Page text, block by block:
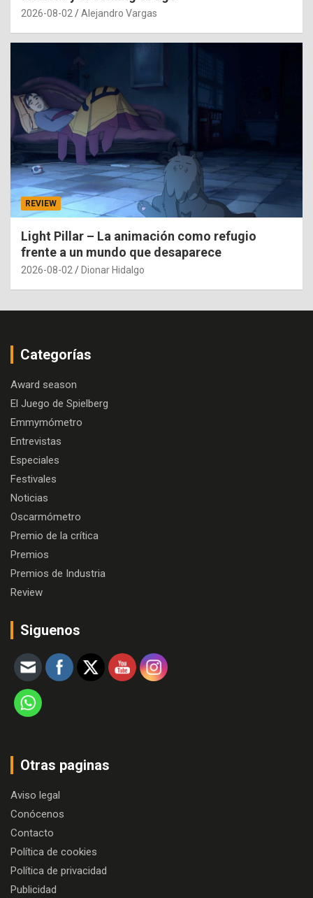
2026-08-02 Alejandro Vargas
REVIEW
Light Pillar – La animación como refugio
frente a un mundo que desaparece
2026-08-02 Dionar Hidalgo
Categorías
Award season
El Juego de Spielberg
Emmymómetro
Entrevistas
Especiales
Festivales
Noticias
Oscarmómetro
Premio de la crítica
Premios
Premios de Industria
Review
Siguenos
Otras paginas
Aviso legal
Conócenos
Contacto
Política de cookies
Política de privacidad
Publicidad